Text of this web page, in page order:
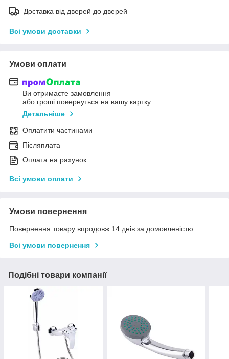
Доставка від дверей до дверей
Всі умови доставки
Умови оплати
Ви отримаєте замовлення
або гроші повернуться на вашу картку
Детальніше
Оплатити частинами
Післяплата
Оплата на рахунок
Всі умови оплати
Умови повернення
Повернення товару впродовж 14 днів за домовленістю
Всі умови повернення
Подібні товари компанії